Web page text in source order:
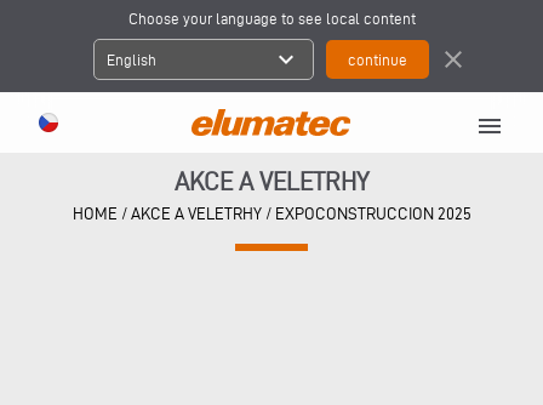
Choose your language to see local content
English expand_more close
menu
AKCE A VELETRHY
HOME / AKCE A VELETRHY/ EXPOCONSTRUCCION 2025